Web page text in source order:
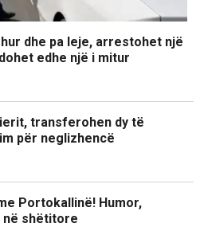
dhe pa leje, arrestohet një
edhe një i mitur
transferohen dy të
për neglizhencë
Portokallinë! Humor,
në shëtitore